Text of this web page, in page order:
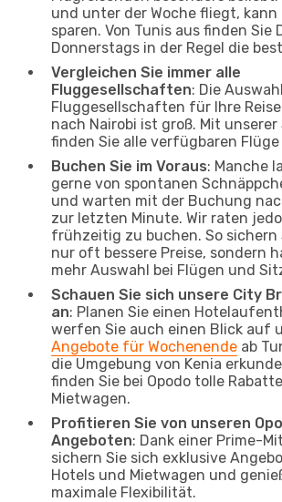
und unter der Woche fliegt,
sparen. Von Tunis aus finden Sie
Donnerstags in der Regel die
Vergleichen Sie immer alle
Fluggesellschaften: Die
Fluggesellschaften für Ihre
nach Nairobi ist groß. Mit
finden Sie alle verfügbaren Flüge
Buchen Sie im Voraus: Manche
gerne von spontanen
und warten mit der Buchung
zur letzten Minute. Wir raten
frühzeitig zu buchen. So sichern
nur oft bessere Preise, sondern
mehr Auswahl bei Flügen und
Schauen Sie sich unsere City
an: Planen Sie einen
werfen Sie auch einen Blick auf
Angebote für Wochenende ab
die Umgebung von Kenia
finden Sie bei Opodo tolle
Mietwagen.
Profitieren Sie von unseren
Angeboten: Dank einer Prime-
sichern Sie sich exklusive
Hotels und Mietwagen und
maximale Flexibilität.